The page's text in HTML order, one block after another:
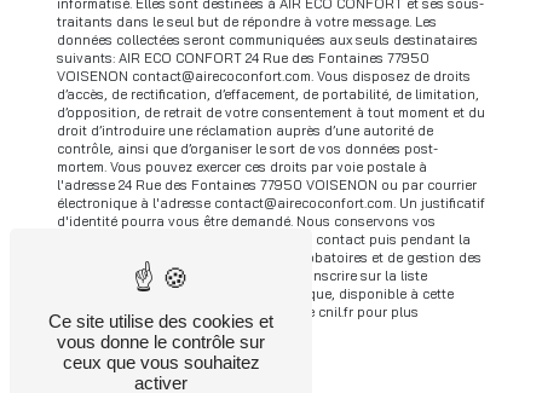
informatisé. Elles sont destinées à AIR ECO CONFORT et ses sous-
traitants dans le seul but de répondre à votre message. Les
données collectées seront communiquées aux seuls destinataires
suivants: AIR ECO CONFORT 24 Rue des Fontaines 77950
VOISENON contact@airecoconfort.com. Vous disposez de droits
d’accès, de rectification, d’effacement, de portabilité, de limitation,
d’opposition, de retrait de votre consentement à tout moment et du
droit d’introduire une réclamation auprès d’une autorité de
contrôle, ainsi que d’organiser le sort de vos données post-
mortem. Vous pouvez exercer ces droits par voie postale à
l'adresse 24 Rue des Fontaines 77950 VOISENON ou par courrier
électronique à l'adresse contact@airecoconfort.com. Un justificatif
d'identité pourra vous être demandé. Nous conservons vos
données pendant la période de prise de contact puis pendant la
durée de prescription légale aux fins probatoires et de gestion des
contentieux. Vous avez le droit de vous inscrire sur la liste
d'opposition au démarchage téléphonique, disponible à cette
adresse:
Bloctel.gouv.fr
. Consultez le site cnil.fr pour plus
d’informations sur vos droits.
Ce site utilise des cookies et
vous donne le contrôle sur
ceux que vous souhaitez
activer